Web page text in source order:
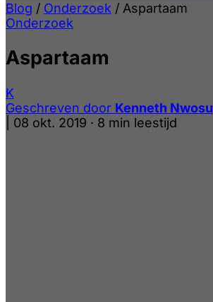
Blog / Onderzoek / Aspartaam
Onderzoek
Aspartaam
K
Geschreven door Kenneth Nwosu
08 okt. 2019 · 8 min leestijd